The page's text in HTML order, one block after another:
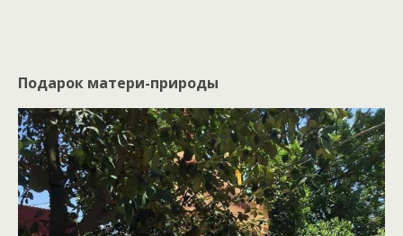
Подарок матери-природы